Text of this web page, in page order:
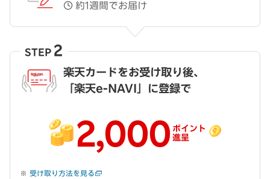
約1週間でお届け
STEP 2
楽天カードをお受け取り後、
「楽天e-NAVI」に登録で
2,000 ポイント
進呈
受け取り方法を見る